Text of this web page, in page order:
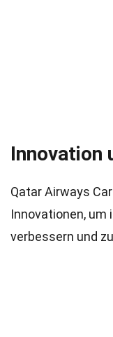
Innovation
Qatar Airways
Innovationen, um
verbessern und